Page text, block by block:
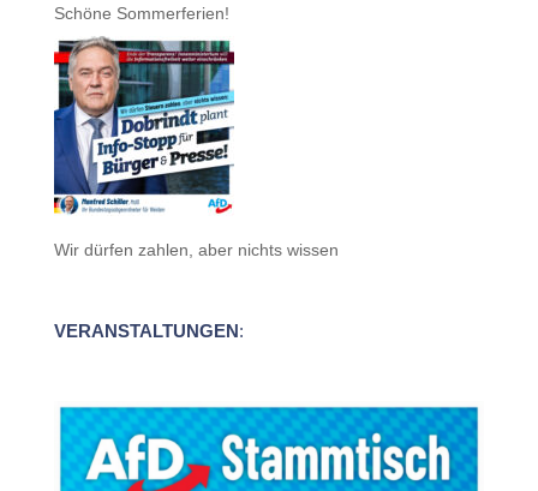
Schöne Sommerferien!
Wir dürfen zahlen, aber nichts wissen
VERANSTALTUNGEN: